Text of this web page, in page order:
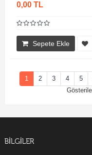
0,00 TL
Sepete Ekle
1 2 3 4 5
BILGILER